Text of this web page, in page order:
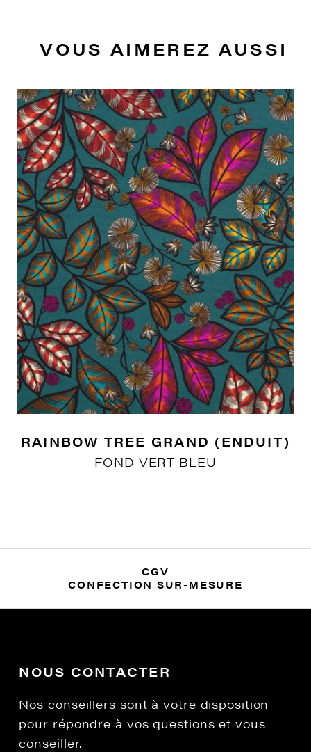
VOUS AIMEREZ AUSSI
RAINBOW TREE GRAND (ENDUIT)
FOND VERT BLEU
CGV
CONFECTION SUR-MESURE
NOUS CONTACTER
Nos conseillers sont à votre disposition
pour répondre à vos questions et vous
conseiller.